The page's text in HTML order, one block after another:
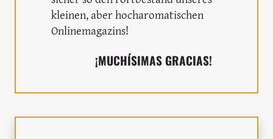
kleinen, aber hocharomatischen
Onlinemagazins!
¡MUCHÍSIMAS GRACIAS!